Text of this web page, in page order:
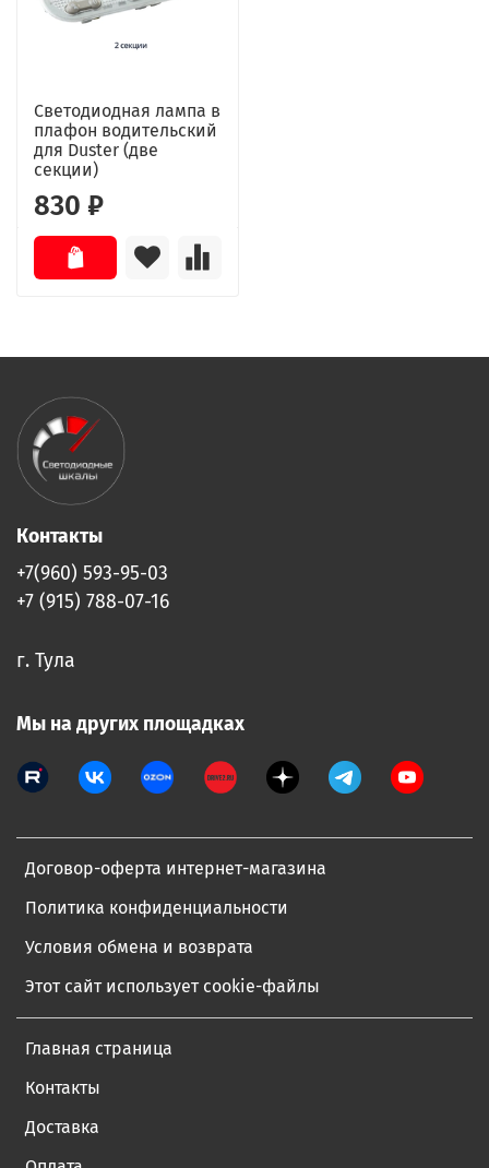
Светодиодная лампа в
плафон водительский
для Duster (две
секции)
830 ₽
Договор-оферта интернет-магазина
Политика конфиденциальности
Условия обмена и возврата
Этот сайт использует cookie-файлы
Главная страница
Контакты
Доставка
Контакты
+7(960) 593-95-03
+7 (915) 788-07-16
г. Тула
Мы на других площадках